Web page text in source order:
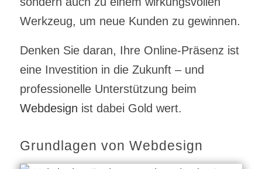
Werkzeug, um neue Kunden zu gewinnen.
Denken Sie daran, Ihre Online-Präsenz ist
eine Investition in die Zukunft – und
professionelle Unterstützung beim
Webdesign ist dabei Gold wert.
Grundlagen von Webdesign